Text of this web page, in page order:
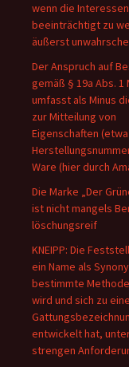
wenn die Interessen
beeinträchtigt zu
äußerst
Der Anspruch auf
gemäß § 19a Abs. 1
umfasst als Minus
zur Mitteilung von
Eigenschaften (etwa
Ware (hier durch
Die Marke „Der
ist nicht mangels
löschungsreif
KNEIPP: Die
ein Name als
bestimmte
wird und sich zu
entwickelt hat,
strengen